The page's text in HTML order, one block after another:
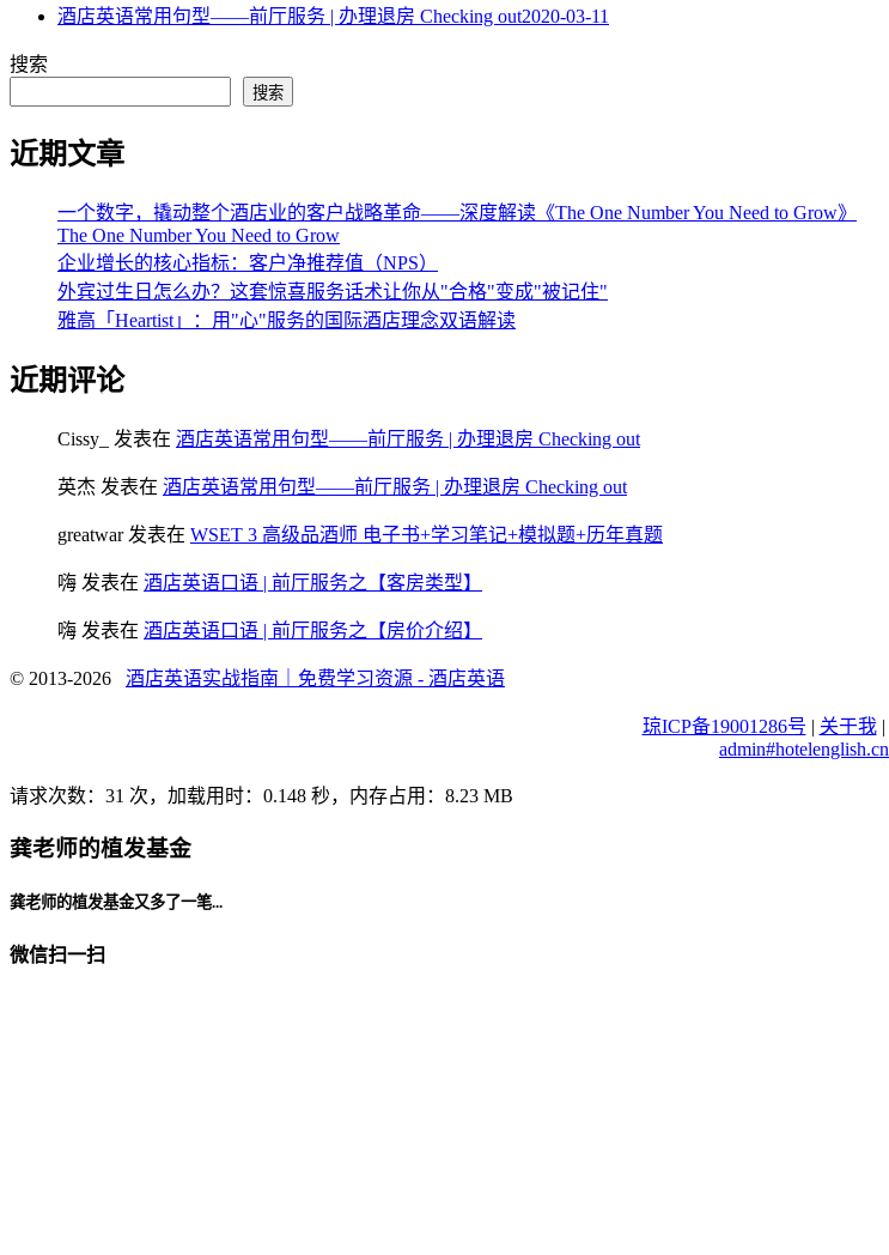
酒店英语常用句型——前厅服务 | 办理退房 Checking out2020-03-11
搜索
搜索
近期文章
一个数字，撬动整个酒店业的客户战略革命——深度解读《The One Number You Need to Grow》
The One Number You Need to Grow
企业增长的核心指标：客户净推荐值（NPS）
外宾过生日怎么办？这套惊喜服务话术让你从"合格"变成"被记住"
雅高「Heartist」：用"心"服务的国际酒店理念双语解读
近期评论
Cissy_ 发表在 酒店英语常用句型——前厅服务 | 办理退房 Checking out
英杰 发表在 酒店英语常用句型——前厅服务 | 办理退房 Checking out
greatwar发表在 WSET 3 高级品酒师 电子书+学习笔记+模拟题+历年真题
嗨 发表在 酒店英语口语 | 前厅服务之【客房类型】
嗨 发表在 酒店英语口语 | 前厅服务之【房价介绍】
© 2013-2026 酒店英语实战指南｜免费学习资源 - 酒店英语
琼ICP备19001286号 | 关于我 |
admin#hotelenglish.cn
请求次数：31 次，加载用时：0.148 秒，内存占用：8.23 MB
龚老师的植发基金
龚老师的植发基金又多了一笔...
微信扫一扫